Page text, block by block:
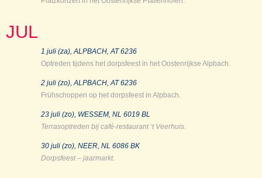
JUL
1 juli (za), ALPBACH, AT 6236
Optreden tijdens het dorpsfeest in het Oostenrijkse Alpbach.
2 juli (zo), ALPBACH, AT 6236
Frühschoppen op het dorpsfeest in Alpbach.
23 juli (zo), WESSEM, NL 6019 BL
Terrasoptreden bij café-restaurant ‘t Veerhuis.
30 juli (zo), NEER, NL 6086 BK
Dorpsfeest – jaarmarkt.